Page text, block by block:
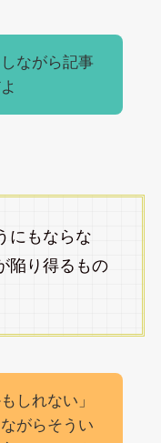
ながら記事
にもならな
陥り得るもの
しれない」
がらそうい